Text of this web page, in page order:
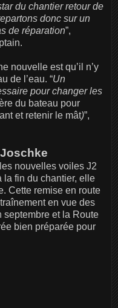
du chantier retour de
donc sur un
de réparation”,
nouvelle est qu’il n’y
de l’eau. “Un
pour changer les
du bateau pour
et retenir le mât)”,
nouvelles voiles J2
la fin du chantier, elle
Cette remise en route
en vue des
septembre et la Route
bien préparée pour